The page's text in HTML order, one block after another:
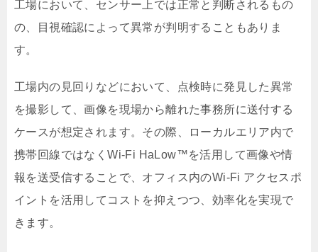
工場において、センサー上では正常と判断されるもの
の、目視確認によって異常が判明することもありま
す。
工場内の見回りなどにおいて、点検時に発見した異常
を撮影して、画像を現場から離れた事務所に送付する
ケースが想定されます。その際、ローカルエリア内で
携帯回線ではなくWi-Fi HaLow™を活用して画像や情
報を送受信することで、オフィス内のWi-Fi アクセスポ
イントを活用してコストを抑えつつ、効率化を実現で
きます。